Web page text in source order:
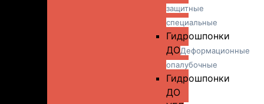
защитные
специальные
Гидрошпонки
ДОДеформационные
опалубочные
Гидрошпонки
ДО